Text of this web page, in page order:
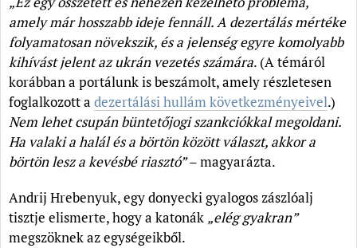
amely már hosszabb ideje fennáll.A dezertálás mértéke
folyamatosan növekszik, és a jelenség egyre komolyabb
kihívást jelent az ukrán vezetés számára. (A témáról
korábban a portálunk is beszámolt, amely részletesen
foglalkozott a dezertálási hullám következményeivel.)
Nem lehet csupán büntetőjogi szankciókkal megoldani.
Ha valaki a halál és a börtön között választ, akkor a
börtön lesz a kevésbé riasztó”– magyarázta.
Andrij Hrebenyuk, egy donyecki gyalogos zászlóalj
tisztje elismerte, hogy a katonák „elég gyakran”
megszöknek az egységeikből.